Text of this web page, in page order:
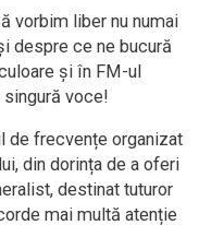
vorbim liber nu numai
despre ce ne bucură
și în FM-ul
voce!
de frecvențe organizat
din dorința de a oferi
destinat tuturor
mai multă atenție